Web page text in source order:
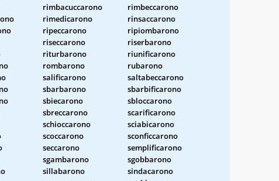
rimbacuccarono
rimbeccarono
rimedicarono
rinsaccarono
ripeccarono
ripiombarono
riseccarono
riserbarono
riturbarono
riunificarono
rombarono
rubarono
salificarono
saltabeccarono
sbarbarono
sbarbificarono
sbiecarono
sbloccarono
sbreccarono
scarificarono
schioccarono
sciabicarono
scoccarono
sconficcarono
seccarono
semplificarono
sgambarono
sgobbarono
sillabarono
sindacarono